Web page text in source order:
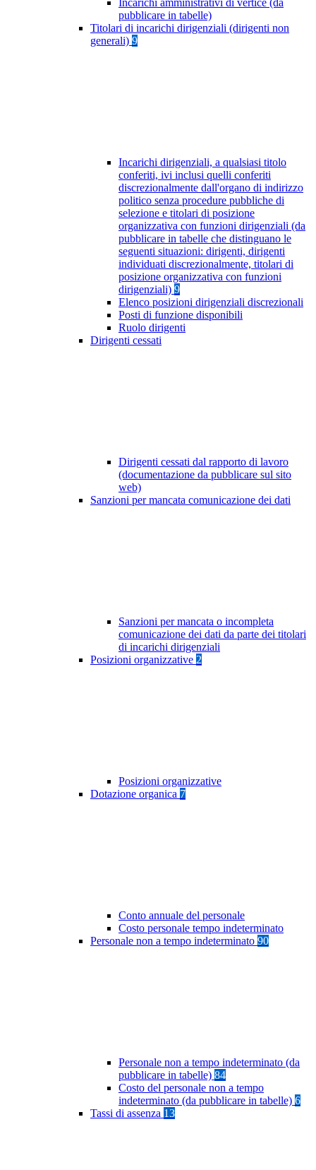
Incarichi amministrativi di vertice (da
pubblicare in tabelle)
Titolari di incarichi dirigenziali (dirigenti non
generali) 9
Incarichi dirigenziali, a qualsiasi titolo
conferiti, ivi inclusi quelli conferiti
discrezionalmente dall'organo di indirizzo
politico senza procedure pubbliche di
selezione e titolari di posizione
organizzativa con funzioni dirigenziali (da
pubblicare in tabelle che distinguano le
seguenti situazioni: dirigenti, dirigenti
individuati discrezionalmente, titolari di
posizione organizzativa con funzioni
dirigenziali) 9
Elenco posizioni dirigenziali discrezionali
Posti di funzione disponibili
Ruolo dirigenti
Dirigenti cessati
Dirigenti cessati dal rapporto di lavoro
(documentazione da pubblicare sul sito
web)
Sanzioni per mancata comunicazione dei dati
Sanzioni per mancata o incompleta
comunicazione dei dati da parte dei titolari
di incarichi dirigenziali
Posizioni organizzative 2
Posizioni organizzative
Dotazione organica 7
Conto annuale del personale
Costo personale tempo indeterminato
Personale non a tempo indeterminato 90
Personale non a tempo indeterminato (da
pubblicare in tabelle) 84
Costo del personale non a tempo
indeterminato (da pubblicare in tabelle) 6
Tassi di assenza 13